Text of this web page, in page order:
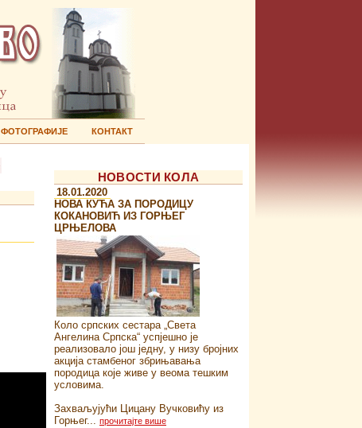
ФОТОГРАФИЈЕ КОНТАКТ
НОВОСТИ КОЛА
18.01.2020
НОВА КУЋА ЗА ПОРОДИЦУ
КОКАНОВИЋ ИЗ ГОРЊЕГ
ЦРЊЕЛОВА
Коло српских сестара „Света
Ангелина Српска“ успјешно је
реализовало још једну, у низу бројних
акција стамбеног збрињавања
породица које живе у веома тешким
условима.
Захваљујући Цицану Вучковићу из
Горњег... прочитајте више